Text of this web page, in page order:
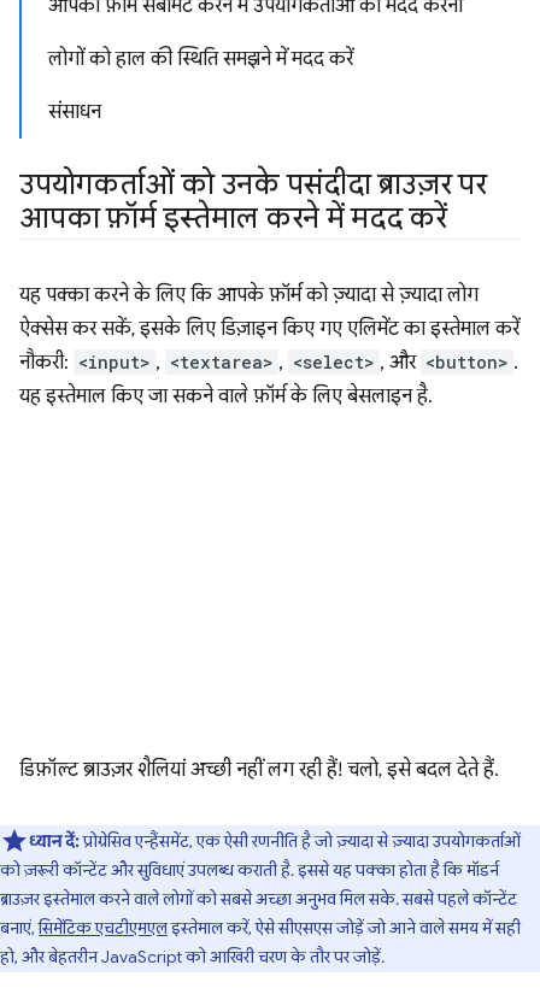
आपका फ़ॉर्म सबमिट करने में उपयोगकर्ताओं की मदद करना
लोगों को हाल की स्थिति समझने में मदद करें
संसाधन
उपयोगकर्ताओं को उनके पसंदीदा ब्राउज़र पर
आपका फ़ॉर्म इस्तेमाल करने में मदद करें
यह पक्का करने के लिए कि आपके फ़ॉर्म को ज़्यादा से ज़्यादा लोग
ऐक्सेस कर सकें, इसके लिए डिज़ाइन किए गए एलिमेंट का इस्तेमाल करें
नौकरी: <input> , <textarea> , <select> , और <button> .
यह इस्तेमाल किए जा सकने वाले फ़ॉर्म के लिए बेसलाइन है.
डिफ़ॉल्ट ब्राउज़र शैलियां अच्छी नहीं लग रही हैं! चलो, इसे बदल देते हैं.
ध्यान दें:प्रोग्रेसिव एन्हैंसमेंट, एक ऐसी रणनीति है जो ज़्यादा से ज़्यादा उपयोगकर्ताओं
को ज़रूरी कॉन्टेंट और सुविधाएं उपलब्ध कराती है. इससे यह पक्का होता है कि मॉडर्न
ब्राउज़र इस्तेमाल करने वाले लोगों को सबसे अच्छा अनुभव मिल सके. सबसे पहले कॉन्टेंट
बनाएं,सिमेंटिक एचटीएमएलइस्तेमाल करें, ऐसे सीएसएस जोड़ें जो आने वाले समय में सही
हो, और बेहतरीन JavaScript को आखिरी चरण के तौर पर जोड़ें.